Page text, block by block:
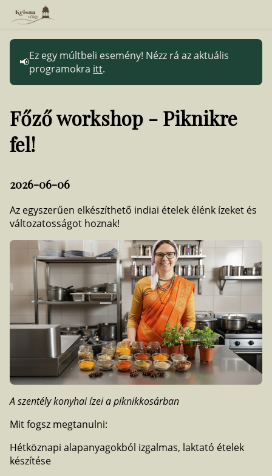
Ez egy múltbeli esemény! Nézz rá az aktuális
programokra itt.
Főző workshop - Piknikre
fel!
2026-06-06
Az egyszerűen elkészíthető indiai ételek élénk ízeket és
változatosságot hoznak!
A szentély konyhai ízei a piknikkosárban
Mit fogsz megtanulni:
Hétköznapi alapanyagokból izgalmas, laktató ételek
készítése